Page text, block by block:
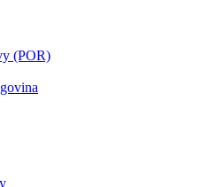
(POR)